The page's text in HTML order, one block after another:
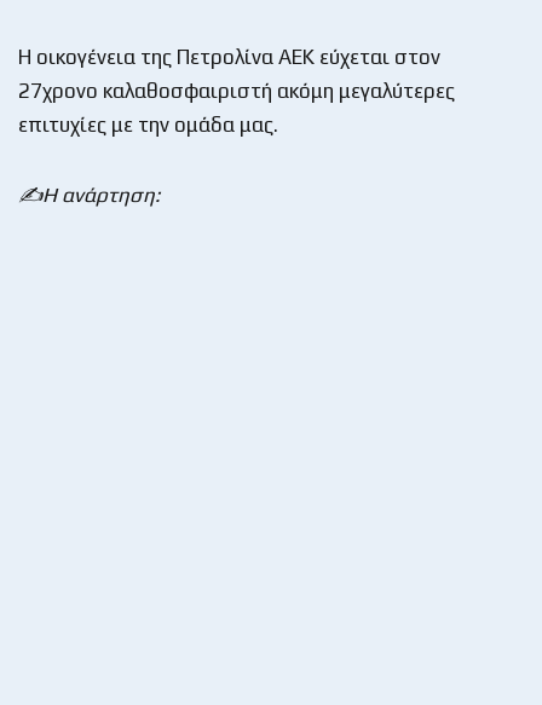
Η οικογένεια της Πετρολίνα ΑΕΚ εύχεται στον
27χρονο καλαθοσφαιριστή ακόμη μεγαλύτερες
επιτυχίες με την ομάδα μας.
✍️Η ανάρτηση: